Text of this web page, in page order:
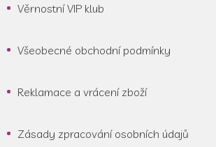
Věrnostní VIP klub
Všeobecné obchodní podmínky
Reklamace a vrácení zboží
Zásady zpracování osobních údajů